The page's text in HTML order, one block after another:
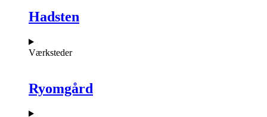
Hadsten
Værksteder
Ryomgård